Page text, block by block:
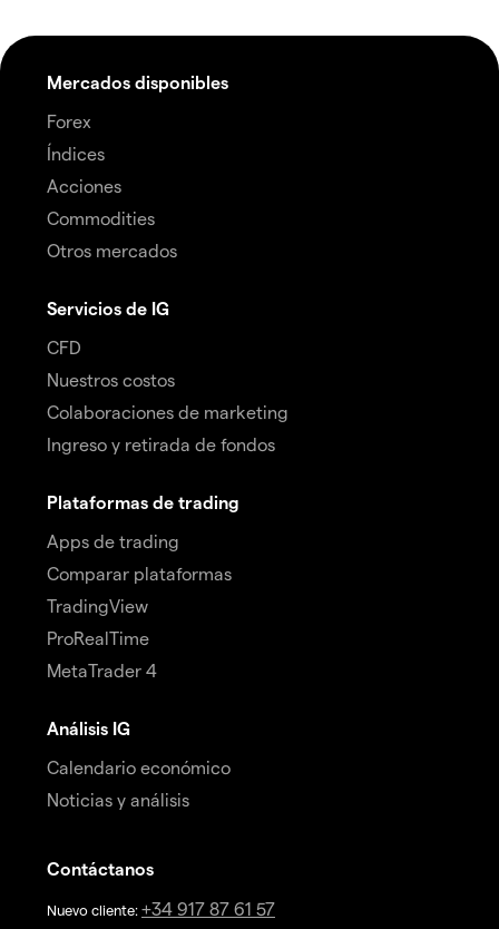
Mercados disponibles
Forex
Índices
Acciones
Commodities
Otros mercados
Servicios de IG
CFD
Nuestros costos
Colaboraciones de marketing
Ingreso y retirada de fondos
Plataformas de trading
Apps de trading
Comparar plataformas
TradingView
ProRealTime
MetaTrader 4
Análisis IG
Calendario económico
Noticias y análisis
Contáctanos
Nuevo cliente: +34 917 87 61 57